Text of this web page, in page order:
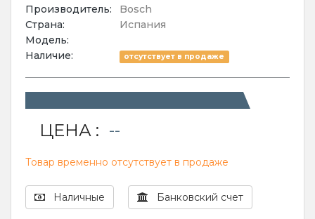
Производитель:
Bosch
Страна:
Испания
Модель:
Наличие:
отсутствует в продаже
ЦЕНА : --
Товар временно отсутствует в продаже
Наличные Банковский счет